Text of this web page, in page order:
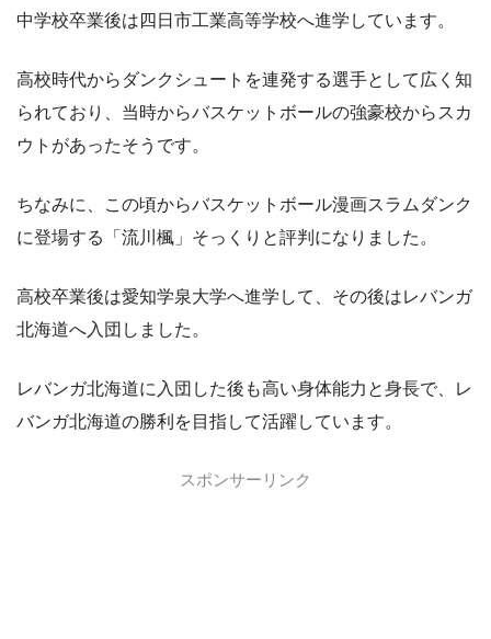
中学校卒業後は四日市工業高等学校へ進学しています。
高校時代からダンクシュートを連発する選手として広く知
られており、当時からバスケットボールの強豪校からスカ
ウトがあったそうです。
ちなみに、この頃からバスケットボール漫画スラムダンク
に登場する「流川楓」そっくりと評判になりました。
高校卒業後は愛知学泉大学へ進学して、その後はレバンガ
北海道へ入団しました。
レバンガ北海道に入団した後も高い身体能力と身長で、レ
バンガ北海道の勝利を目指して活躍しています。
スポンサーリンク